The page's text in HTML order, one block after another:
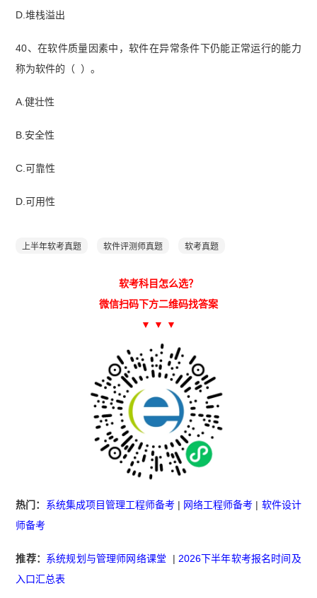
D.堆栈溢出
40、在软件质量因素中，软件在异常条件下仍能正常运行的能力
称为软件的（ ）。
A.健壮性
B.安全性
C.可靠性
D.可用性
上半年软考真题 软件评测师真题 软考真题
软考科目怎么选？
微信扫码下方二维码找答案
▼ ▼ ▼
热门： 系统集成项目管理工程师备考 | 网络工程师备考 | 软件设计
师备考
推荐： 系统规划与管理师网络课堂 | 2026下半年软考报名时间及
入口汇总表